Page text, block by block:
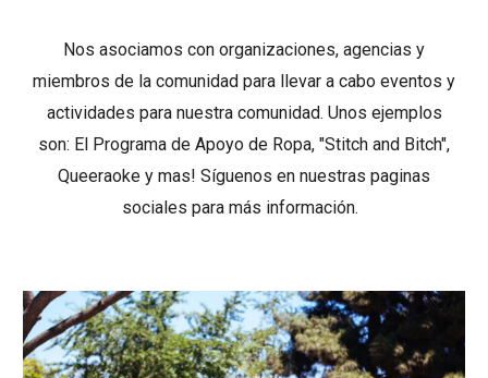
Nos asociamos con organizaciones, agencias y
miembros de la comunidad para llevar a cabo eventos y
actividades para nuestra comunidad. Unos ejemplos
son: El Programa de Apoyo de Ropa, "Stitch and Bitch",
Queeraoke y mas! Síguenos en nuestras paginas
sociales para más información.